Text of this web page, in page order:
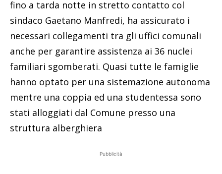
fino a tarda notte in stretto contatto col
sindaco Gaetano Manfredi, ha assicurato i
necessari collegamenti tra gli uffici comunali
anche per garantire assistenza ai 36 nuclei
familiari sgomberati. Quasi tutte le famiglie
hanno optato per una sistemazione autonoma
mentre una coppia ed una studentessa sono
stati alloggiati dal Comune presso una
struttura alberghiera
Pubblicità